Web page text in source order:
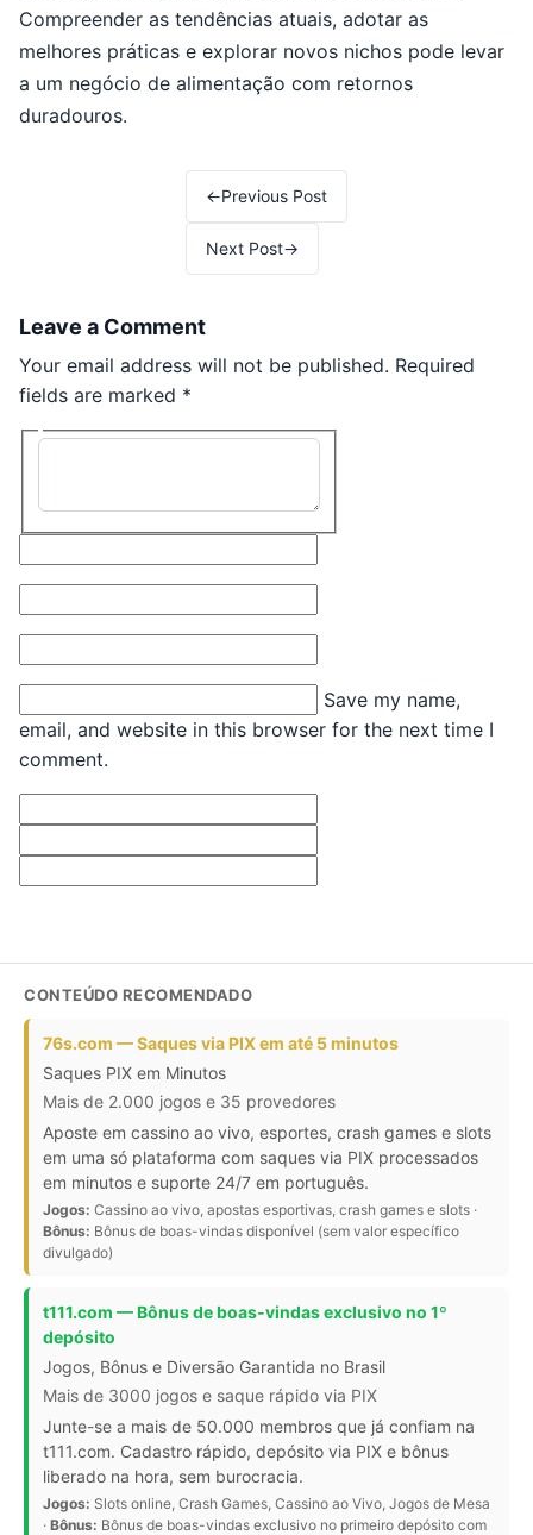
Compreender as tendências atuais, adotar as
melhores práticas e explorar novos nichos pode levar
a um negócio de alimentação com retornos
duradouros.
←Previous Post
Next Post→
Leave a Comment
Your email address will not be published. Required
fields are marked *
Save my name,
email, and website in this browser for the next time I
comment.
CONTEÚDO RECOMENDADO
76s.com — Saques via PIX em até 5 minutos
Saques PIX em Minutos
Mais de 2.000 jogos e 35 provedores
Aposte em cassino ao vivo, esportes, crash games e slots
em uma só plataforma com saques via PIX processados
em minutos e suporte 24/7 em português.
Jogos: Cassino ao vivo, apostas esportivas, crash games e slots ·
Bônus: Bônus de boas-vindas disponível (sem valor específico
divulgado)
t111.com — Bônus de boas-vindas exclusivo no 1º
depósito
Jogos, Bônus e Diversão Garantida no Brasil
Mais de 3000 jogos e saque rápido via PIX
Junte-se a mais de 50.000 membros que já confiam na
t111.com. Cadastro rápido, depósito via PIX e bônus
liberado na hora, sem burocracia.
Jogos: Slots online, Crash Games, Cassino ao Vivo, Jogos de Mesa
· Bônus: Bônus de boas-vindas exclusivo no primeiro depósito com